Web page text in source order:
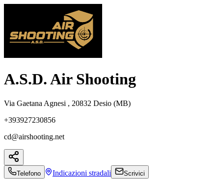
A.S.D. Air Shooting
Via Gaetana Agnesi , 20832 Desio (MB)
+393927230856
cd@airshooting.net
Telefono Indicazioni stradali Scrivici